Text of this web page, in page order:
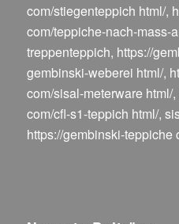
com/stiegenteppich html/,
com/teppiche-nach-mass-
treppenteppich, https://
gembinski-weberei html/,
com/sisal-meterware html/,
com/cfl-s1-teppich html/,
https://gembinski-